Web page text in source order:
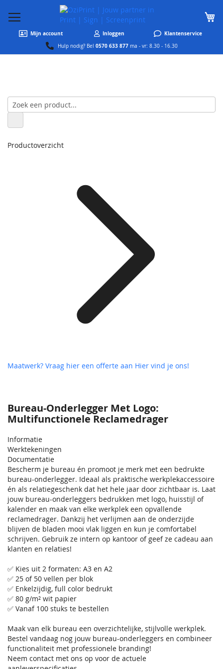
Mijn account Inloggen Klantenservice
Hulp nodig? Bel 0570 633 877 ma - vr: 8.30 - 16.30
Bureau-Onderlegger Met Logo:
Multifunctionele Reclamedrager
Informatie
Werktekeningen
Documentatie
Bescherm je bureau én promoot je merk met een bedrukte
bureau-onderlegger. Ideaal als praktische werkplekaccessoire
én als relatiegeschenk dat het hele jaar door zichtbaar is. Laat
jouw bureau-onderleggers bedrukken met logo, huisstijl of
kalender en maak van elke werkplek een opvallende
reclamedrager. Dankzij het verlijmen aan de onderzijde
blijven de bladen mooi vlak liggen en kun je comfortabel
schrijven. Gebruik ze intern op kantoor of geef ze cadeau aan
klanten en relaties!
✅ Kies uit 2 formaten: A3 en A2
✅ 25 of 50 vellen per blok
✅ Enkelzijdig, full color bedrukt
✅ 80 g/m² wit papier
✅ Vanaf 100 stuks te bestellen
Maak van elk bureau een overzichtelijke, stijlvolle werkplek.
Bestel vandaag nog jouw bureau-onderleggers en combineer
functionaliteit met professionele branding!
Neem contact met ons op voor de actuele
Productoverzicht
Maatwerk? Vraag hier een offerte aan Hier vind je ons!